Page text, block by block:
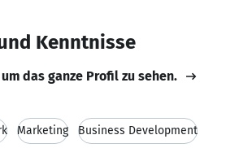
Kenntnisse
das ganze Profil zu sehen.
Marketing Business Development